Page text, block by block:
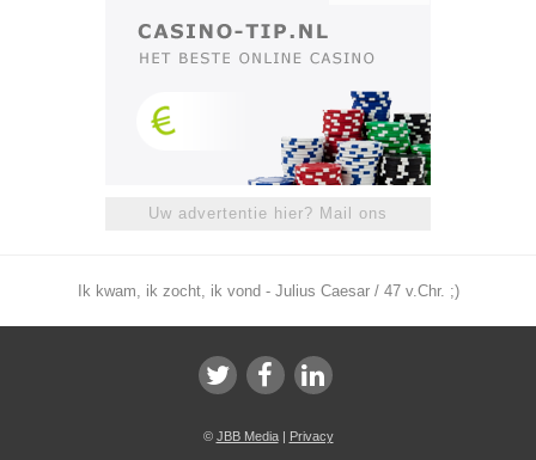
Uw advertentie hier? Mail ons
Ik kwam, ik zocht, ik vond - Julius Caesar / 47 v.Chr. ;)
© JBB Media| Privacy